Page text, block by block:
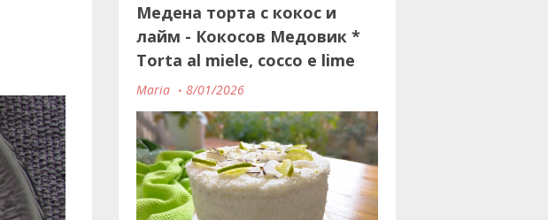
Медена торта с кокос и
лайм - Кокосов Медовик *
Torta al miele, cocco e lime
Maria 8/01/2026